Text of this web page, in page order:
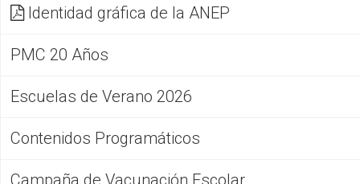
Identidad gráfica de la ANEP
PMC 20 Años
Escuelas de Verano 2026
Contenidos Programáticos